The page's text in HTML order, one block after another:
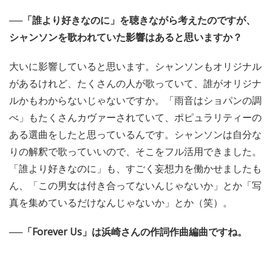
──「誰より好きなのに」を聴きながら考えたのですが、
シャンソンを歌われていた影響はあると思いますか？
大いに影響していると思います。シャンソンもオリジナル
があるけれど、たくさんの人が歌っていて、誰がオリジナ
ルかもわからないじゃないですか。「雨音はショパンの調
べ」もたくさんカヴァーされていて、ポピュラリティーの
ある選曲をしたと思っているんです。シャンソンは自分な
りの解釈で歌っていいので、そこをフル活用できました。
「誰より好きなのに」も、すごく妄想力を働かせましたも
ん、「この男女は付き合ってないんじゃないか」とか「写
真を集めているだけなんじゃないか」とか（笑）。
──「Forever Us」は浜崎さんの作詞作曲編曲ですね。